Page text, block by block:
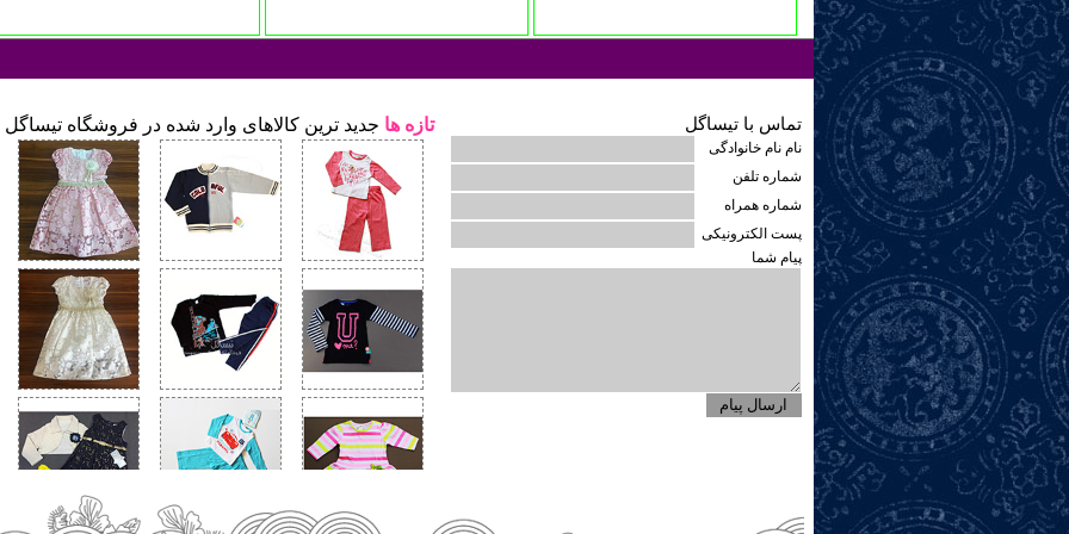
تازه ها جدید ترین کالاهای وارد شده در فروشگاه تیساگل تماس با تیساگل
نام نام خانوادگی
شماره تلفن
شماره همراه
پست الکترونیکی
پیام شما